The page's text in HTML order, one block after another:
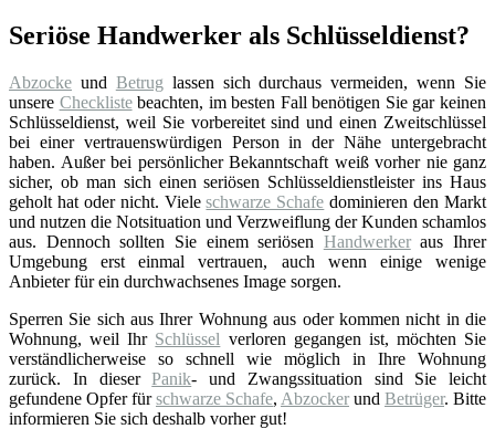
Seriöse Handwerker als Schlüsseldienst?
Abzocke und Betrug lassen sich durchaus vermeiden, wenn Sie
unsere Checklistebeachten, im besten Fall benötigen Sie gar keinen
Schlüsseldienst, weil Sie vorbereitet sind und einen Zweitschlüssel
bei einer vertrauenswürdigen Person in der Nähe untergebracht
haben. Außer bei persönlicher Bekanntschaft weiß vorher nie ganz
sicher, ob man sich einen seriösen Schlüsseldienstleister ins Haus
geholt hat oder nicht. Vieleschwarze Schafe dominieren den Markt
und nutzen die Notsituation und Verzweiflung der Kunden schamlos
aus. Dennoch sollten Sie einem seriösen Handwerkeraus Ihrer
Umgebung erst einmal vertrauen, auch wenn einige wenige
Anbieter für ein durchwachsenes Image sorgen.
Sperren Sie sich aus Ihrer Wohnung aus oder kommen nicht in die
Wohnung, weil Ihr Schlüssel verloren gegangen ist, möchten Sie
verständlicherweise so schnell wie möglich in Ihre Wohnung
zurück. In dieserPanik- und Zwangssituation sind Sie leicht
gefundene Opfer fürschwarze Schafe, Abzocker und Betrüger. Bitte
informieren Sie sich deshalb vorher gut!